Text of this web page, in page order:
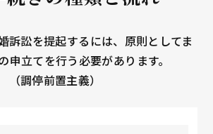
訴訟を提起するには、原則としてま
申立てを行う必要があります。
（調停前置主義）